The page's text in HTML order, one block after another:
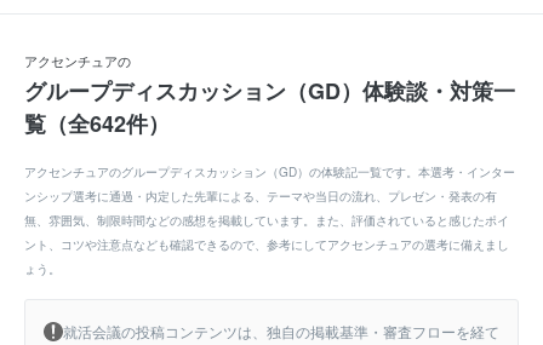
アクセンチュアの
グループディスカッション（GD）体験談・対策一
覧（全642件）
アクセンチュアのグループディスカッション（GD）の体験記一覧です。本選考・インター
ンシップ選考に通過・内定した先輩による、テーマや当日の流れ、プレゼン・発表の有
無、雰囲気、制限時間などの感想を掲載しています。また、評価されていると感じたポイ
ント、コツや注意点なども確認できるので、参考にしてアクセンチュアの選考に備えまし
ょう。
就活会議の投稿コンテンツは、独自の掲載基準・審査フローを経て